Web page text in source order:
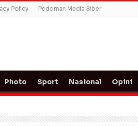
Policy Pedoman Media Siber
Photo Sport Nasional Opini